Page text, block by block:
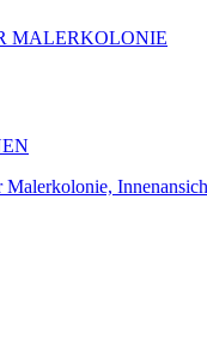
MALERKOLONIE